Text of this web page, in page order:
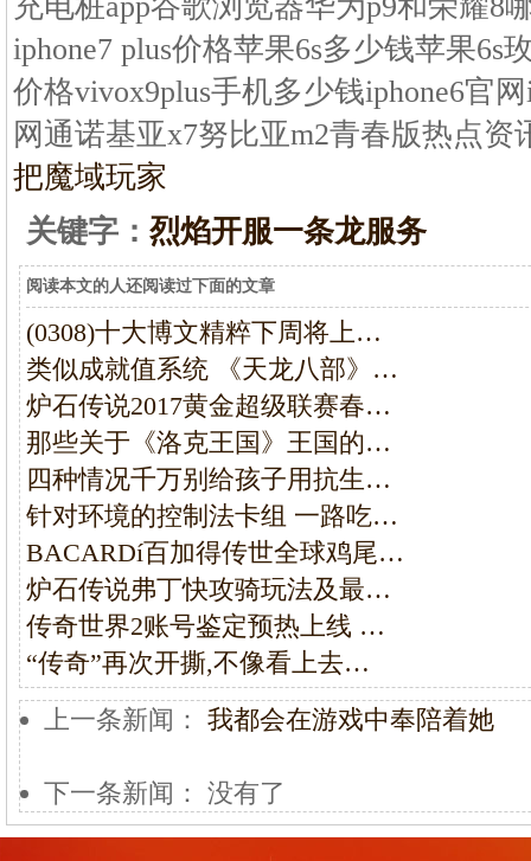
iphone7 plus价格苹果6s多少钱苹果6s
价格vivox9plus手机多少钱iphone6官
网通诺基亚x7努比亚m2青春版热点资
把魔域玩家
关键字： 烈焰开服一条龙服务
阅读本文的人还阅读过下面的文章
(0308)十大博文精粹下周将上…
类似成就值系统 《天龙八部》…
炉石传说2017黄金超级联赛春…
那些关于《洛克王国》王国的…
四种情况千万别给孩子用抗生…
针对环境的控制法卡组 一路吃…
BACARDí百加得传世全球鸡尾…
炉石传说弗丁快攻骑玩法及最…
传奇世界2账号鉴定预热上线 …
“传奇”再次开撕,不像看上去…
上一条新闻： 我都会在游戏中奉陪着她
下一条新闻： 没有了